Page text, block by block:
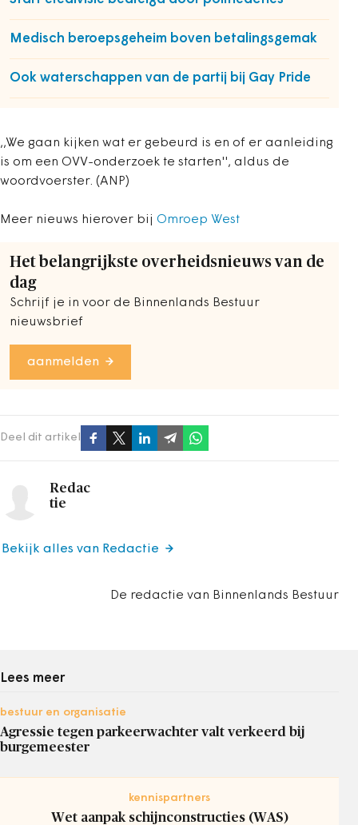
Medisch beroepsgeheim boven betalingsgemak
Ook waterschappen van de partij bij Gay Pride
,,We gaan kijken wat er gebeurd is en of er aanleiding
is om een OVV-onderzoek te starten'', aldus de
woordvoerster. (ANP)
Meer nieuws hierover bij Omroep West
Het belangrijkste overheidsnieuws van de
dag
Schrijf je in voor de Binnenlands Bestuur
nieuwsbrief
aanmelden
Deel dit artikel
Redac
tie
De redactie van Binnenlands Bestuur
Bekijk alles van Redactie
Lees meer
bestuur en organisatie
Agressie tegen parkeerwachter valt verkeerd bij
burgemeester
kennispartners
Wet aanpak schijnconstructies (WAS)